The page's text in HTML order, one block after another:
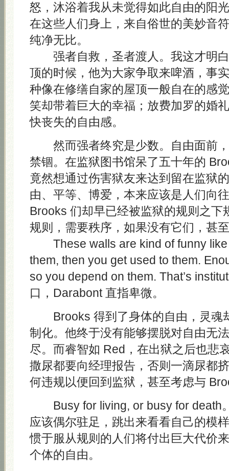
怒，沐浴着我从未觉得如此自由的阳
在这些人们身上，来自俗世的美妙音
纯净无比。
强者自救，圣者渡人。我这才明白
顶的时候，他为大家争取来啤酒，事
种像在修缮自家的屋顶一般自在的感
笑却带着巨大的幸福；放费加罗的婚
快丧失的自由感。
然而强者终究是少数。自由面前，
禁锢。在监狱图书馆呆了五十年的
竟然想通过伤害狱友来达到留在监狱
由、平等、博爱，本来应该是人们向
Brooks 们却早已经被监狱的规则之下
规则，需要秩序，如果没有它们，甚
These walls are kind of funny like
them, then you get used to them.
so you depend on them. That’s
口，Darabont 直指卑微。
Brooks 得到了身体的自由，灵魂
制化。他终于没有能够摆脱对自由无
尽。而睿智如 Red，在出狱之后也悲
撒尿都要向经理报告，否则一滴尿都
何违规以便回到监狱，甚至考虑与
Busy for living, or busy for death
应该偶尔驻足，跳出来看看自己的模
惯于服从规则的人们将付出巨大代价
个体的自由。